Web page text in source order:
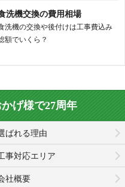
洗機交換の費用相場
洗機の交換や後付けは工事費込み
額でいくら？
げ様で27周年
ばれる理由
事対応エリア
社概要